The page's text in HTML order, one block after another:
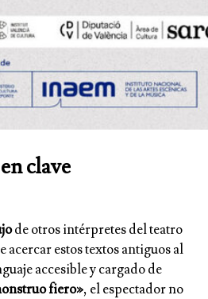
clave
de otros intérpretes del teatro
acercar estos textos antiguos al
accesible y cargado de
fiero», el espectador no